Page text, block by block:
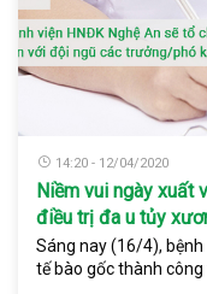
14:20 - 12/04/2020
Niềm vui ngày xuất
điều trị đa u tủy
Sáng nay (16/4),
tế bào gốc thành công